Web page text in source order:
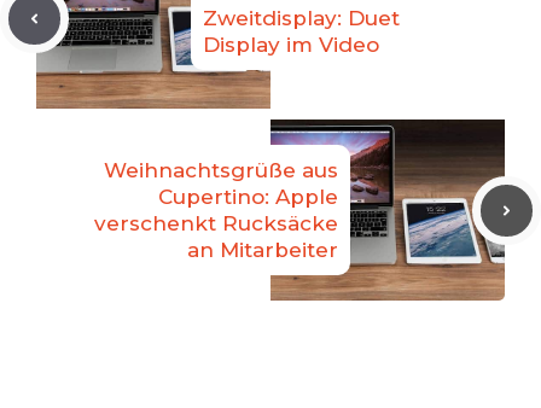
Zweitdisplay: Duet
Display im Video
Weihnachtsgrüße aus
Cupertino: Apple
verschenkt Rucksäcke
an Mitarbeiter